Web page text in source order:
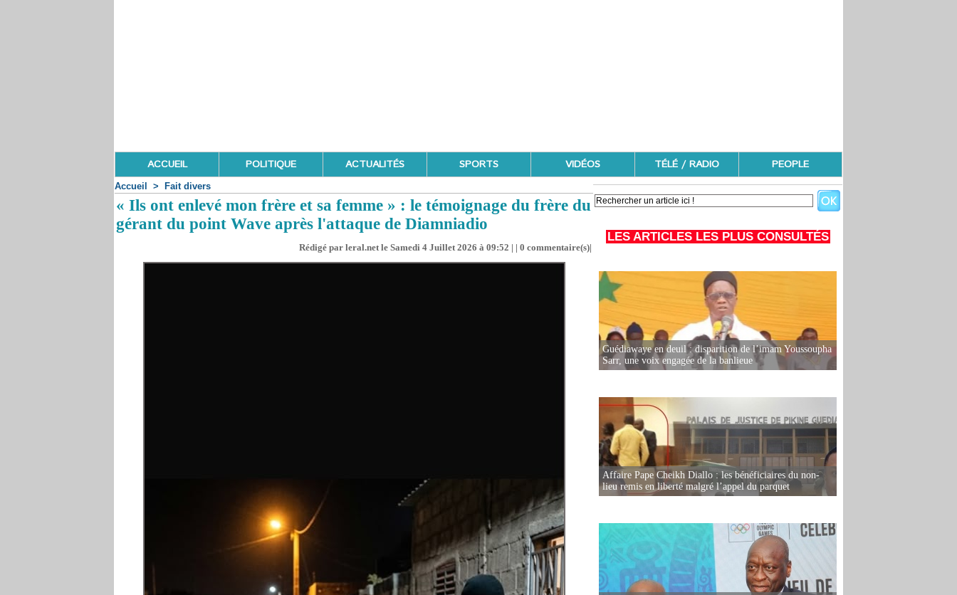
ACCUEIL POLITIQUE ACTUALITÉS SPORTS VIDÉOS TÉLÉ / RADIO PEOPLE
Accueil > Fait divers
« Ils ont enlevé mon frère et sa femme » : le témoignage du frère du
gérant du point Wave après l'attaque de Diamniadio
Rédigé par leral.net le Samedi 4 Juillet 2026 à 09:52 | | 0 commentaire(s)|
LES ARTICLES LES PLUS CONSULTÉS
Guédiawaye en deuil : disparition de l’imam Youssoupha
Sarr, une voix engagée de la banlieue
Affaire Pape Cheikh Diallo : les bénéficiaires du non-
lieu remis en liberté malgré l’appel du parquet